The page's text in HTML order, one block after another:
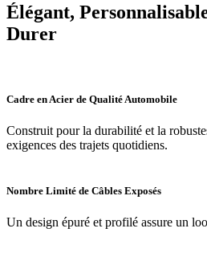
Élégant,
Durer
Cadre en Acier de Qualité Automobile
Construit pour la durabilité et la
exigences des trajets quotidiens.
Nombre Limité de Câbles Exposés
Un design épuré et profilé assure un